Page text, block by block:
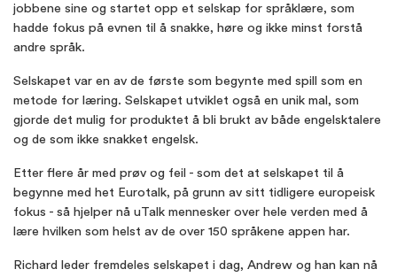
jobbene sine og startet opp et selskap for språklære, som
hadde fokus på evnen til å snakke, høre og ikke minst forstå
andre språk.
Selskapet var en av de første som begynte med spill som en
metode for læring. Selskapet utviklet også en unik mal, som
gjorde det mulig for produktet å bli brukt av både engelsktalere
og de som ikke snakket engelsk.
Etter flere år med prøv og feil - som det at selskapet til å
begynne med het Eurotalk, på grunn av sitt tidligere europeisk
fokus - så hjelper nå uTalk mennesker over hele verden med å
lære hvilken som helst av de over 150 språkene appen har.
Richard leder fremdeles selskapet i dag, Andrew og han kan nå